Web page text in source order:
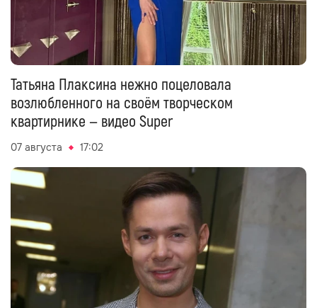
Татьяна Плаксина нежно поцеловала
возлюбленного на своём творческом
квартирнике — видео Super
07 августа 17:02